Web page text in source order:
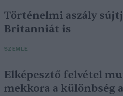
Történelmi aszály
Britanniát is
SZEMLE
Elképesztő felvétel
mekkora a különbség